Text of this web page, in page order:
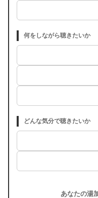
何をしながら聴きたいか
どんな気分で聴きたいか
あなたの湯